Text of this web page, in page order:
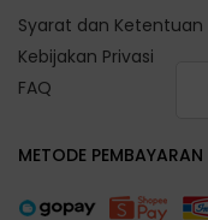
Syarat dan Ketentuan
Kebijakan Privasi
FAQ
METODE PEMBAYARAN